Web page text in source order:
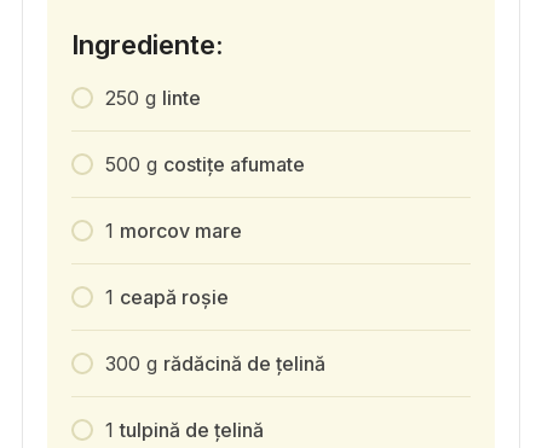
Ingrediente:
250 g linte
500 g costițe afumate
1 morcov mare
1 ceapă roșie
300 g rădăcină de țelină
1 tulpină de țelină